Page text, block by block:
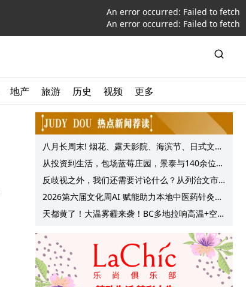
An error occurred: Failed to fetch
An error occurred: Failed to fetch
地产 旅游 历史 视频 更多
八月长周末! 烟花、露天影院、海滨节、日式文化
节庆, 大温哥华各种精彩活动上线!
从投资到生活，包场蓝莓庄园，景泰与140余位客
户共享夏日”莓”好时光
反歧视之外，我们还需要讨论什么？从列治文市
议会一项动议谈起
2026第六届文化周AI 赋能助力本地中医药针灸服
务提质升级
天都黄了！大温雾霾来袭！BC多地拉响高温+空气